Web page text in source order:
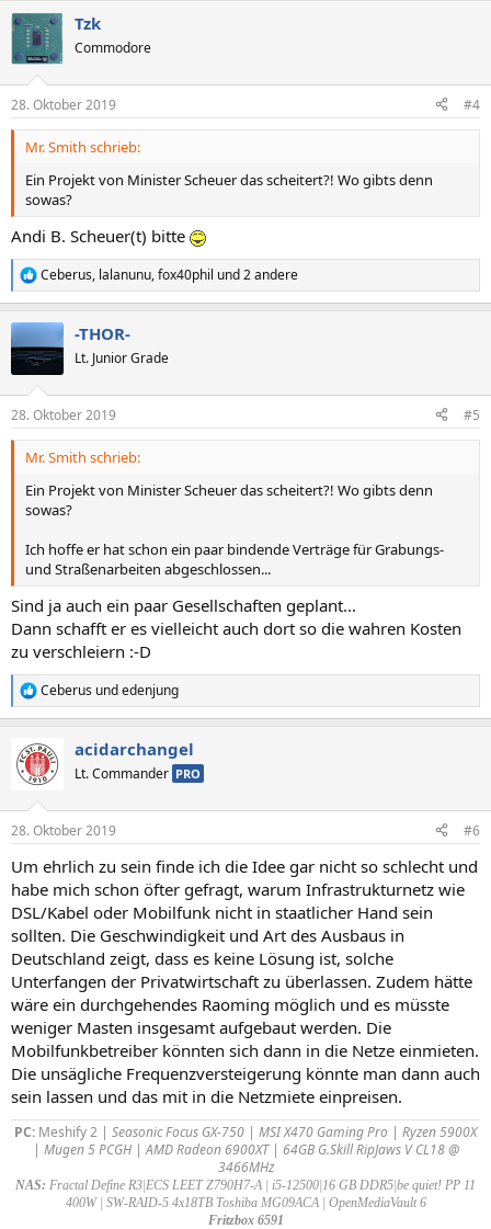
k
i
e
n
Tzk
Commodore
28. Oktober 2019 #4
Mr. Smith schrieb:
Ein Projekt von Minister Scheuer das scheitert?! Wo gibts denn
sowas?
Andi B. Scheuer(t) bitte
R
e
k
t
e
n
Ceberus, lalanunu,fox40phil und 2 andere
-THOR-
Lt. Junior Grade
28. Oktober 2019 #5
Mr. Smith schrieb:
Ein Projekt von Minister Scheuer das scheitert?! Wo gibts denn
sowas?
Ich hoffe er hat schon ein paar bindende Verträge für Grabungs-
und Straßenarbeiten abgeschlossen...
Sind ja auch ein paar Gesellschaften geplant...
Dann schafft er es vielleicht auch dort so die wahren Kosten
zu verschleiern :-D
R
e
k
t
e
:
Ceberus undedenjung
acidarchangel
Lt. Commander PRO
28. Oktober 2019 #6
Um ehrlich zu sein finde ich die Idee gar nicht so schlecht und
habe mich schon öfter gefragt, warum Infrastrukturnetz wie
DSL/Kabel oder Mobilfunk nicht in staatlicher Hand sein
sollten. Die Geschwindigkeit und Art des Ausbaus in
Deutschland zeigt, dass es keine Lösung ist, solche
Unterfangen der Privatwirtschaft zu überlassen. Zudem hätte
wäre ein durchgehendes Raoming möglich und es müsste
weniger Masten insgesamt aufgebaut werden. Die
Mobilfunkbetreiber könnten sich dann in die Netze einmieten.
Die unsägliche Frequenzversteigerung könnte man dann auch
sein lassen und das mit in die Netzmiete einpreisen.
PC: Meshify 2 | Seasonic Focus GX-750 | MSI X470 Gaming Pro | Ryzen 5900X
| Mugen 5 PCGH | AMD Radeon 6900XT | 64GB G.Skill RipJaws V CL18 @
3466MHz
NAS: Fractal Define R3|ECS LEET Z790H7-A | i5-12500|16 GB DDR5|be quiet! PP 11
400W | SW-RAID-5 4x18TB Toshiba MG09ACA | OpenMediaVault 6
Fritzbox 6591